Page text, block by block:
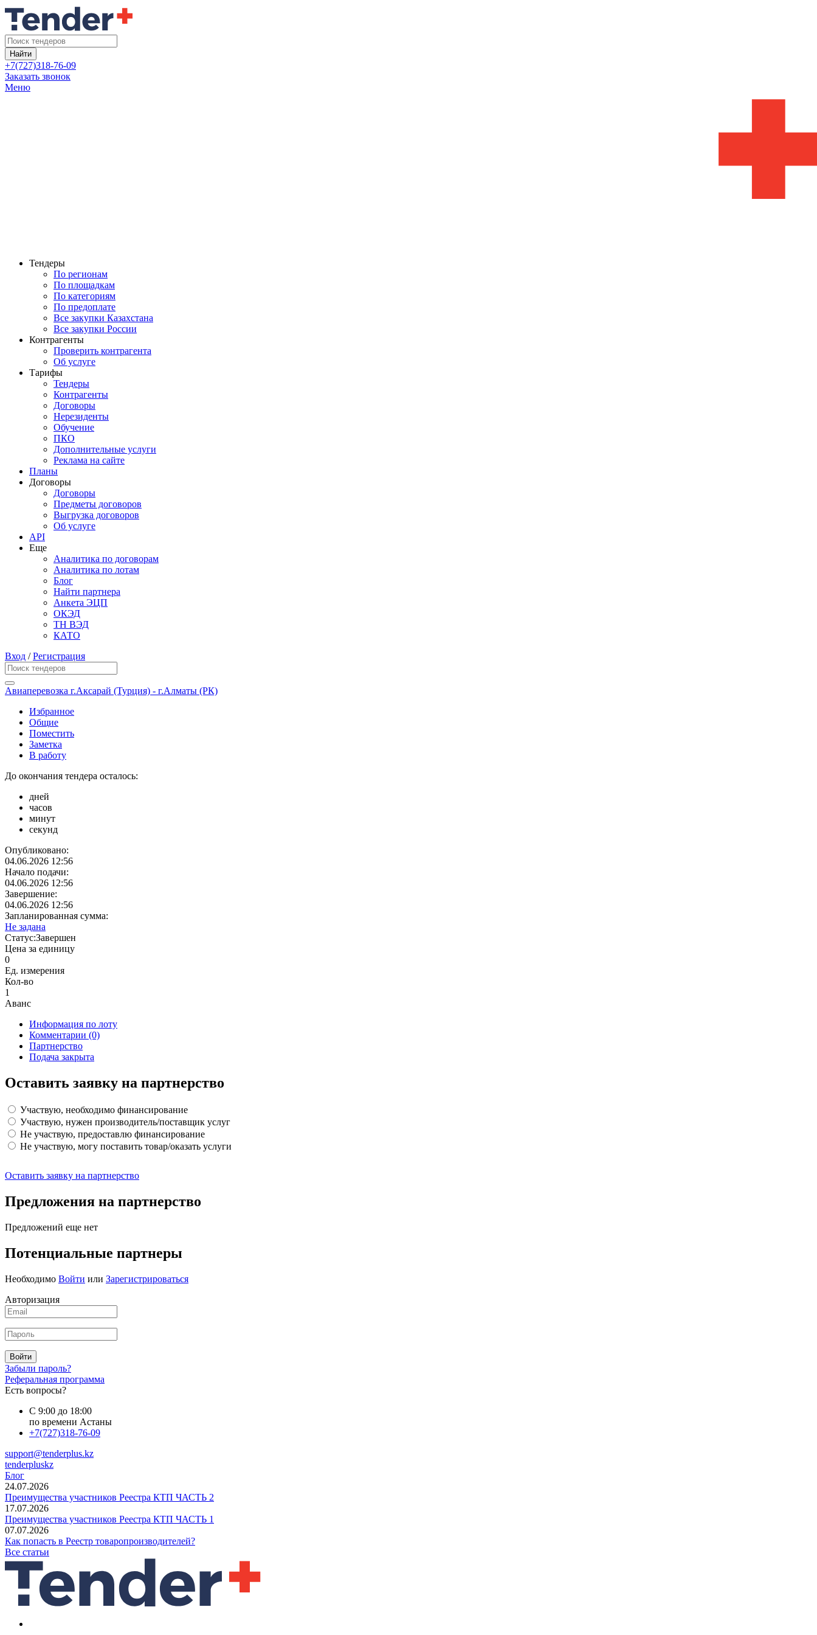
Найти
+7(727)318-76-09
Заказать звонок
Меню
Тендеры
По регионам
По площадкам
По категориям
По предоплате
Все закупки Казахстана
Все закупки России
Контрагенты
Проверить контрагента
Об услуге
Тарифы
Тендеры
Контрагенты
Договоры
Нерезиденты
Обучение
ПКО
Дополнительные услуги
Реклама на сайте
Планы
Договоры
Договоры
Предметы договоров
Выгрузка договоров
Об услуге
API
Еще
Аналитика по договорам
Аналитика по лотам
Блог
Найти партнера
Анкета ЭЦП
ОКЭД
ТН ВЭД
КАТО
Вход /Регистрация
Авиаперевозка г.Аксарай (Турция) - г.Алматы (РК)
Избранное
Общие
Поместить
Заметка
В работу
До окончания тендера осталось:
дней
часов
минут
секунд
Опубликовано:
04.06.2026 12:56
Начало подачи:
04.06.2026 12:56
Завершение:
04.06.2026 12:56
Запланированная сумма:
Не задана
Статус:Завершен
Цена за единицу
0
Ед. измерения
Кол-во
1
Аванс
Информация по лоту
Комментарии (0)
Партнерство
Подача закрыта
Оставить заявку на партнерство
Участвую, необходимо финансирование
Участвую, нужен производитель/поставщик услуг
Не участвую, предоставлю финансирование
Не участвую, могу поставить товар/оказать услуги
Оставить заявку на партнерство
Предложения на партнерство
Предложений еще нет
Потенциальные партнеры
Необходимо Войти или Зарегистрироваться
Авторизация
Войти
Забыли пароль?
Реферальная программа
Есть вопросы?
С 9:00 до 18:00
по времени Астаны
+7(727)318-76-09
support@tenderplus.kz
tenderpluskz
Блог
24.07.2026
Преимущества участников Реестра КТП ЧАСТЬ 2
17.07.2026
Преимущества участников Реестра КТП ЧАСТЬ 1
07.07.2026
Как попасть в Реестр товаропроизводителей?
Все статьи